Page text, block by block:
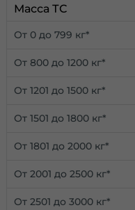
Масса ТС
От 0 до 799 кг*
От 800 до 1200 кг*
От 1201 до 1500 кг*
От 1501 до 1800 кг*
От 1801 до 2000 кг*
От 2001 до 2500 кг*
От 2501 до 3000 кг*